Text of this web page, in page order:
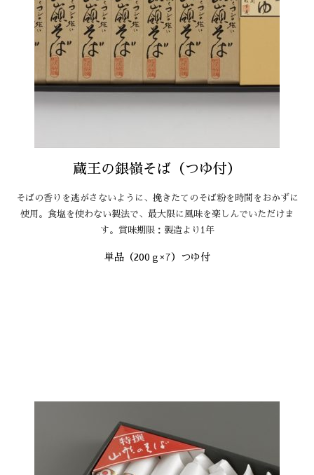
蔵王の銀嶺そば（つゆ付）
そばの香りを逃がさないように、挽きたてのそば粉を時間をおかずに
使用。食塩を使わない製法で、最大限に風味を楽しんでいただけま
す。賞味期限：製造より1年
単品（200ｇ×7）つゆ付